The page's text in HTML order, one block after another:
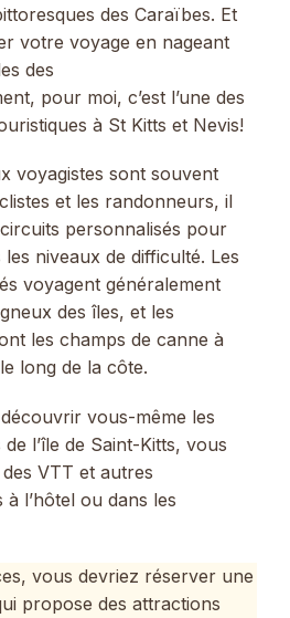
des Caraïbes. Et
votre voyage en nageant
des
pour moi, c’est l’une des
à St Kitts et Nevis!
voyagistes sont souvent
et les randonneurs, il
personnalisés pour
niveaux de difficulté. Les
voyagent généralement
des îles, et les
les champs de canne à
long de la côte.
vous-même les
l’île de Saint-Kitts, vous
VTT et autres
l’hôtel ou dans les
vous devriez réserver une
propose des attractions